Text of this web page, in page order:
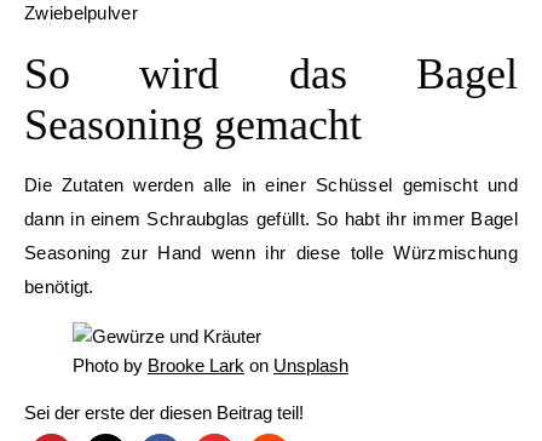
Zwiebelpulver
So wird das Bagel
Seasoning gemacht
Die Zutaten werden alle in einer Schüssel gemischt und
dann in einem Schraubglas gefüllt. So habt ihr immer Bagel
Seasoning zur Hand wenn ihr diese tolle Würzmischung
benötigt.
Photo by Brooke Lark on Unsplash
Sei der erste der diesen Beitrag teil!